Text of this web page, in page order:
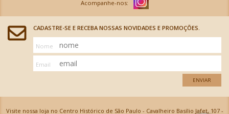
CADASTRE-SE E RECEBA NOSSAS NOVIDADES E PROMOÇÕES.
Nome
Email
ENVIAR
Visite nossa loja no Centro Histórico de São Paulo - Cavalheiro Basílio Jafet, 107 -